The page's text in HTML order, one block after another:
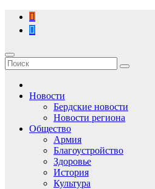
Перейти
содержимому
Новости
Бердские новости
Новости региона
Общество
Армия
Благоустройство
Здоровье
История
Культура